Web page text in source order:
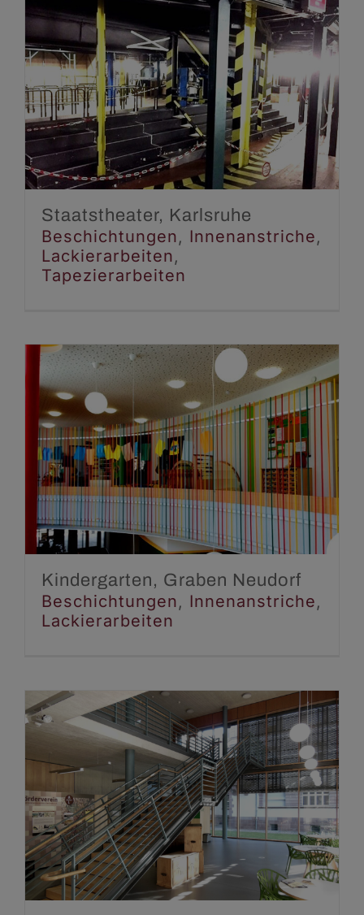
Staatstheater, Karlsruhe
Beschichtungen Innenanstriche
Lackierarbeiten
Tapezierarbeiten
Staatstheater, Karlsruhe
Beschichtungen, Innenanstriche,
Lackierarbeiten,
Tapezierarbeiten
Kindergarten, Graben
Neudorf
Beschichtungen Innenanstriche Lackierarbeiten
Kindergarten, Graben Neudorf
Beschichtungen, Innenanstriche,
Lackierarbeiten
Archiv, Karlsruhe
Beschichtungen Innenanstriche Lackierarbeiten